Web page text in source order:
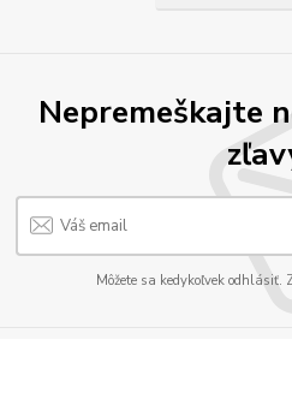
Nepremeškajte
Môžete sa kedykoľvek